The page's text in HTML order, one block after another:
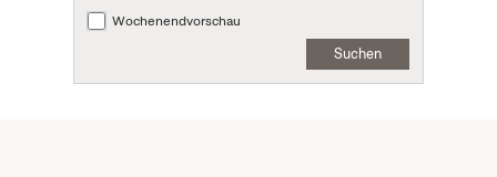
Wochenendvorschau
Suchen